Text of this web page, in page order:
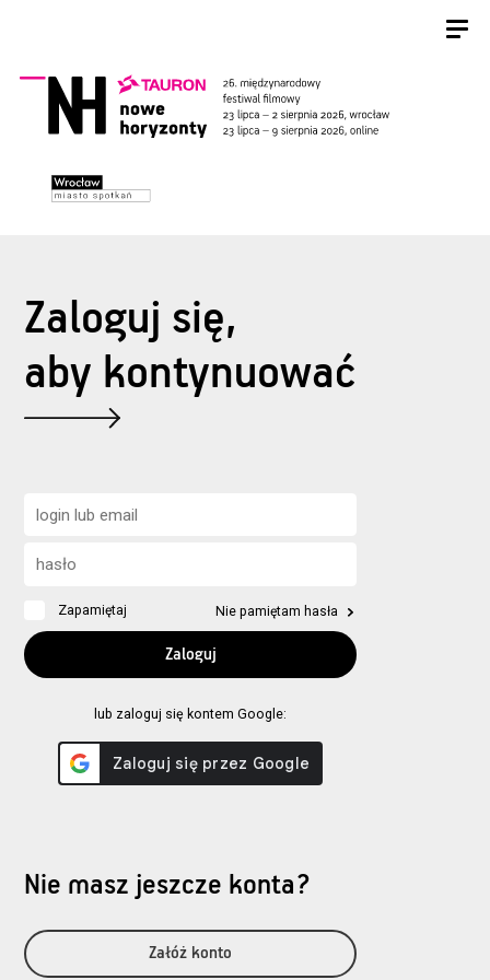
Zaloguj się,
aby kontynuować
Zapamiętaj Nie pamiętam hasła
lub zaloguj się kontem Google:
Nie masz jeszcze konta?
Załóż konto